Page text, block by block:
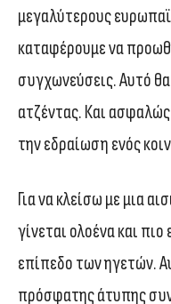
μεγαλύτερους
καταφέρουμε να
συγχωνεύσεις. Αυτό
ατζέντας. Και
την εδραίωση ενός
Για να κλείσω με μια
γίνεται ολοένα και
επίπεδο των ηγετών.
πρόσφατης άτυπης